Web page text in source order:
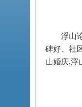
浮山
碑好、社
山婚庆,浮